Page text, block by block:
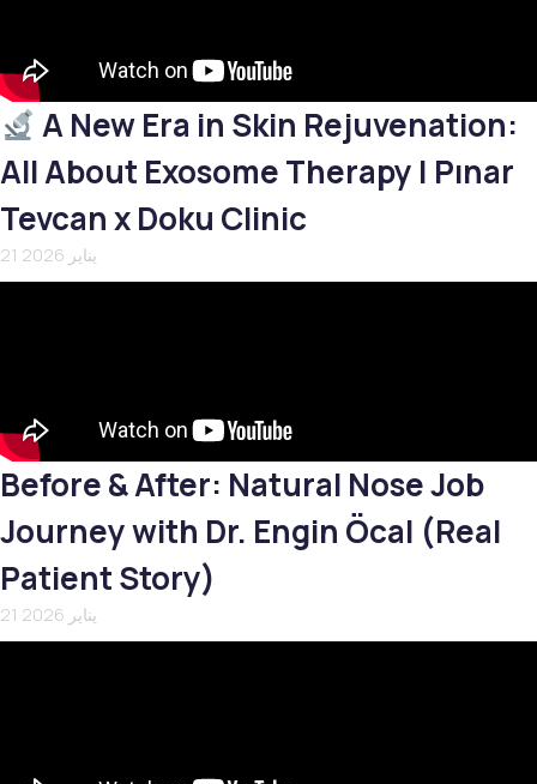
A New Era in Skin Rejuvenation:
All About Exosome Therapy | Pınar
Tevcan x Doku Clinic
21 يناير 2026
Before & After: Natural Nose Job
Journey with Dr. Engin Öcal (Real
Patient Story)
21 يناير 2026